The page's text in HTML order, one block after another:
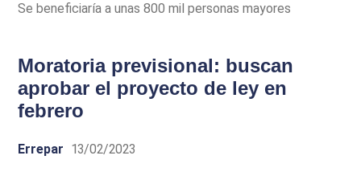
Se beneficiaría a unas 800 mil personas mayores
Moratoria previsional: buscan
aprobar el proyecto de ley en
febrero
Errepar 13/02/2023